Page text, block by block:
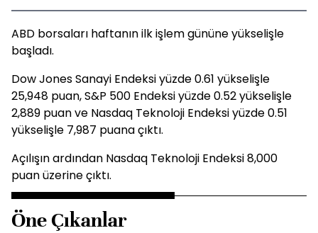
ABD borsaları haftanın ilk işlem gününe yükselişle
başladı.
Dow Jones Sanayi Endeksi yüzde 0.61 yükselişle
25,948 puan, S&P 500 Endeksi yüzde 0.52 yükselişle
2,889 puan ve Nasdaq Teknoloji Endeksi yüzde 0.51
yükselişle 7,987 puana çıktı.
Açılışın ardından Nasdaq Teknoloji Endeksi 8,000
puan üzerine çıktı.
Öne Çıkanlar